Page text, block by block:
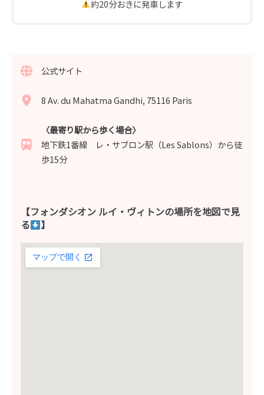
約20分おきに発車します
公式サイト
8 Av. du Mahatma Gandhi, 75116 Paris
〈最寄り駅から歩く場合〉
地下鉄1番線 レ・サブロン駅（Les Sablons）から徒
歩15分
【フォンダシオン ルイ・ヴィトンの場所を地図で見
る
】